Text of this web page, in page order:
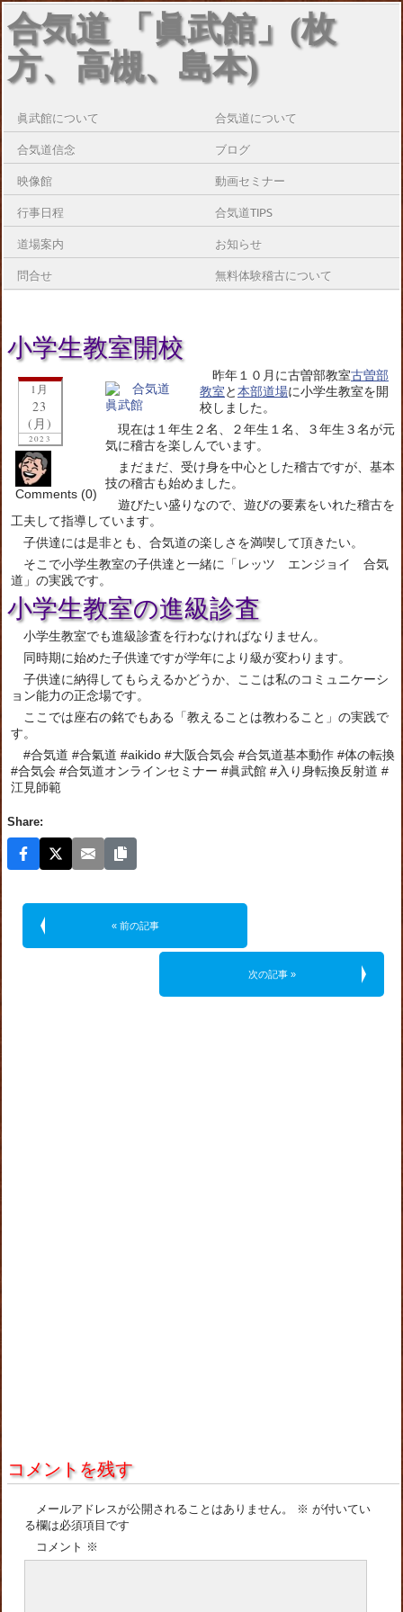
合気道 「眞武館」(枚
方、高槻、島本)
眞武館について 合気道について
合気道信念 ブログ
映像館 動画セミナー
行事日程 合気道TIPS
道場案内 お知らせ
問合せ 無料体験稽古について
小学生教室開校
1月
23
(月)
2023
Comments (0)
昨年１０月に古曽部教室古曽部
教室と本部道場に小学生教室を開
校しました。
現在は１年生２名、２年生１名、３年生３名が元
気に稽古を楽しんでいます。
まだまだ、受け身を中心とした稽古ですが、基本
技の稽古も始めました。
遊びたい盛りなので、遊びの要素をいれた稽古を
工夫して指導しています。
子供達には是非とも、合気道の楽しさを満喫して頂きたい。
そこで小学生教室の子供達と一緒に「レッツ エンジョイ 合気
道」の実践です。
小学生教室の進級診査
小学生教室でも進級診査を行わなければなりません。
同時期に始めた子供達ですが学年により級が変わります。
子供達に納得してもらえるかどうか、ここは私のコミュニケーシ
ョン能力の正念場です。
ここでは座右の銘でもある「教えることは教わること」の実践で
す。
#合気道 #合氣道 #aikido #大阪合気会 #合気道基本動作 #体の転換
#合気会 #合気道オンラインセミナー #眞武館 #入り身転換反射道 #
江見師範
Share:
« 前の記事
次の記事 »
コメントを残す
メールアドレスが公開されることはありません。 ※ が付いてい
る欄は必須項目です
コメント ※